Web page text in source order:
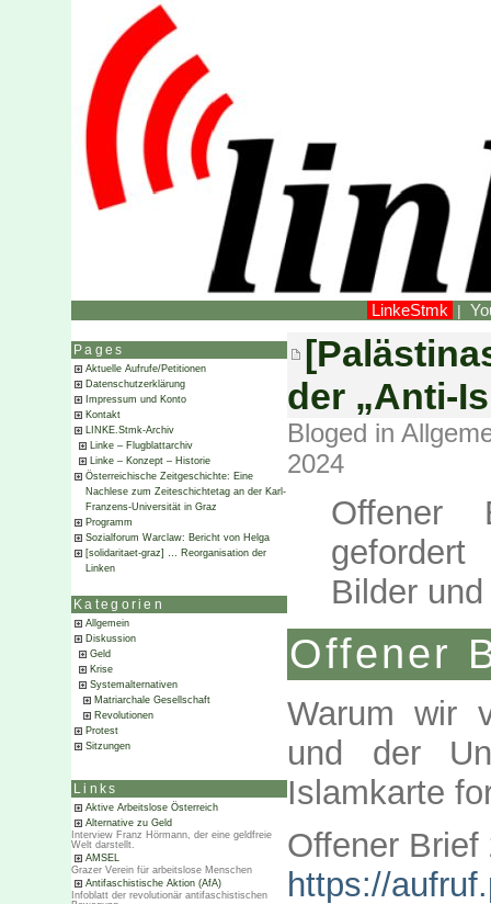
LinkeStmk |
Pages
Aktuelle Aufrufe/Petitionen
Datenschutzerklärung
Impressum und Konto
Kontakt
LINKE.Stmk-Archiv
Linke – Flugblattarchiv
Linke – Konzept – Historie
Österreichische Zeitgeschichte: Eine
Nachlese zum Zeiteschichtetag an der Karl-
Franzens-Universität in Graz
Programm
Sozialforum Warclaw: Bericht von Helga
[solidaritaet-graz] … Reorganisation der
Linken
Kategorien
Allgemein
Diskussion
Geld
Krise
Systemalternativen
Matriarchale Gesellschaft
Revolutionen
Protest
Sitzungen
Links
Aktive Arbeitslose Österreich
Alternative zu Geld
Interview Franz Hörmann, der eine geldfreie
Welt darstellt.
AMSEL
Grazer Verein für arbeitslose Menschen
Antifaschistische Aktion (AfA)
Infoblatt der revolutionär antifaschistischen
der „Anti-
Bloged in
2024
Offener
gefordert
Bilder
Offener
Warum wir
und der
Islamkarte
Offener
https://